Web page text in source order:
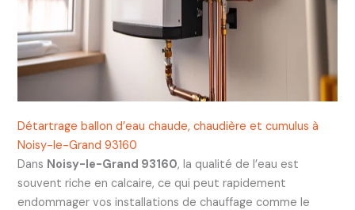
Détartrage ballon d’eau chaude, chaudière et cumulus à
Noisy-le-Grand 93160
Dans Noisy-le-Grand 93160, la qualité de l’eau est
souvent riche en calcaire, ce qui peut rapidement
endommager vos installations de chauffage comme le